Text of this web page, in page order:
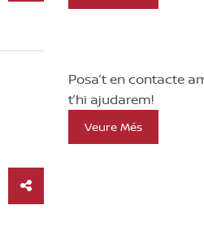
Posa’t en contacte
t’hi ajudarem!
Veure Més